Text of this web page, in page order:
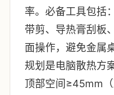
率。必备工具包括
带剪、导热膏刮板
面操作，避免金属
规划是电脑散热方
顶部空间≥45mm